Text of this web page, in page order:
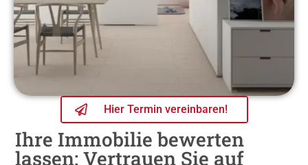
Hier Termin vereinbaren!
Ihre Immobilie bewerten
lassen: Vertrauen Sie auf